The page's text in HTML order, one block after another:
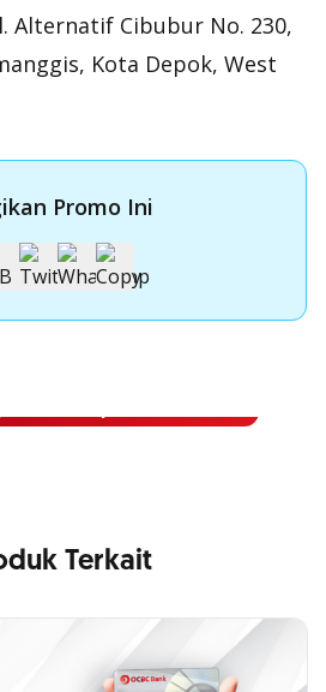
Alternatif Cibubur No. 230,
Kota Depok, West
Promo Ini
OCBC NISP
Terkait